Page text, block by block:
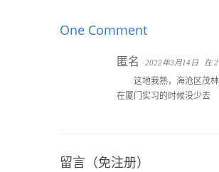
One Comment
匿名 2022年3月14日 在
这地我熟，海沧区茂
在厦门实习的时候没少去
留言（免注册）